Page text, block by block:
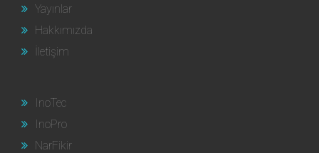
Yayınlar
Hakkımızda
İletişim
InoTec
InoPro
NarFikir